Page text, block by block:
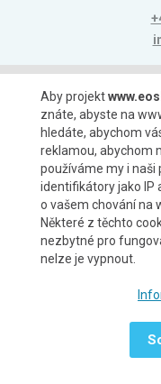
Aby projekt
znáte, abyste na
hledáte, abychom
reklamou, abychom
používáme my i naši
identifikátory jako IP
o vašem chování na
Některé z těchto
nezbytné pro
nelze je vypnout.